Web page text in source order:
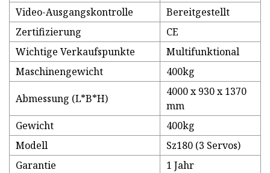
Video-Ausgangskontrolle
Bereitgestellt
Zertifizierung
CE
Wichtige Verkaufspunkte
Multifunktional
Maschinengewicht
400kg
Abmessung (L*B*H)
4000 x 930 x 1370
mm
Gewicht
400kg
Modell
Sz180 (3 Servos)
Garantie
1 Jahr